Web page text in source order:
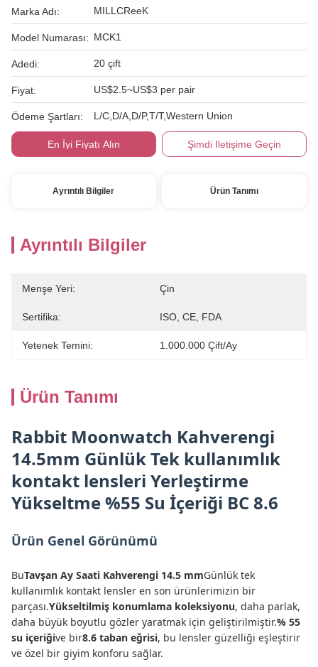
Marka Adı: MILLCReeK
Model Numarası: MCK1
Adedi: 20 çift
Fiyat: US$2.5~US$3 per pair
Ödeme Şartları: L/C,D/A,D/P,T/T,Western Union
En İyi Fiyatı Alın Şimdi Iletişime Geçin
Ayrıntılı Bilgiler Ürün Tanımı
Ayrıntılı Bilgiler
Menşe Yeri: Çin
Sertifika: ISO, CE, FDA
Yetenek Temini: 1.000.000 Çift/ay
Ürün Tanımı
Rabbit Moonwatch Kahverengi
14.5mm Günlük Tek kullanımlık
kontakt lensleri Yerleştirme
Yükseltme %55 Su İçeriği BC 8.6
Ürün Genel Görünümü
BuTavşan Ay Saati Kahverengi 14.5 mmGünlük tek
kullanımlık kontakt lensler en son ürünlerimizin bir
parçası.Yükseltilmiş konumlama koleksiyonu, daha parlak,
daha büyük boyutlu gözler yaratmak için geliştirilmiştir.% 55
su içeriğive bir8.6 taban eğrisi, bu lensler güzelliği eşleştirir
ve özel bir giyim konforu sağlar.